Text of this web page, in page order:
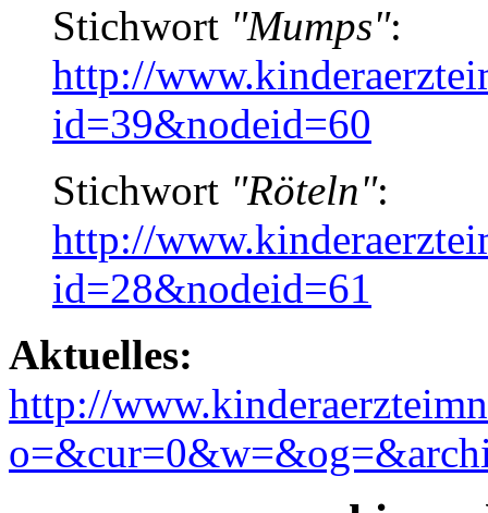
Stichwort "Mumps":
http://
id=39&nodeid=60
Stichwort "Röteln":
http://
id=28&nodeid=61
Aktuelles:
http://